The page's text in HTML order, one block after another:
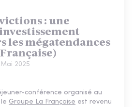
: une
les mégatendances
2025
conférence organisé au
Groupe La Française est revenu